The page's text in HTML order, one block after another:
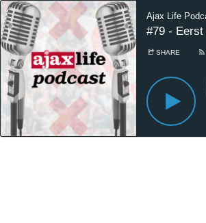
Ajax Life
#79 - Eerst
SHARE